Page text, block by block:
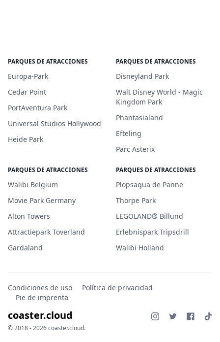
PARQUES DE ATRACCIONES
Europa-Park
Cedar Point
PortAventura Park
Universal Studios Hollywood
Heide Park
PARQUES DE ATRACCIONES
Disneyland Park
Walt Disney World - Magic
Kingdom Park
Phantasialand
Efteling
Parc Asterix
PARQUES DE ATRACCIONES
Walibi Belgium
Movie Park Germany
Alton Towers
Attractiepark Toverland
Gardaland
PARQUES DE ATRACCIONES
Plopsaqua de Panne
Thorpe Park
LEGOLAND® Billund
Erlebnispark Tripsdrill
Walibi Holland
Condiciones de uso
Política de privacidad
Pie de imprenta
coaster.cloud
© 2018 - 2026 coaster.cloud.